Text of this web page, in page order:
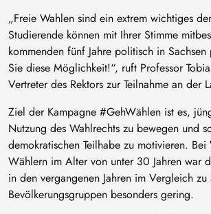
„Freie Wahlen sind ein extrem wichtiges
Studierende können mit Ihrer Stimme
kommenden fünf Jahre politisch in Sachsen
Sie diese Möglichkeit!“, ruft Professor
Vertreter des Rektors zur Teilnahme an der
Ziel der Kampagne #GehWählen ist es,
Nutzung des Wahlrechts zu bewegen und
demokratischen Teilhabe zu motivieren.
Wählern im Alter von unter 30 Jahren war
in den vergangenen Jahren im Vergleich zu
Bevölkerungsgruppen besonders gering.